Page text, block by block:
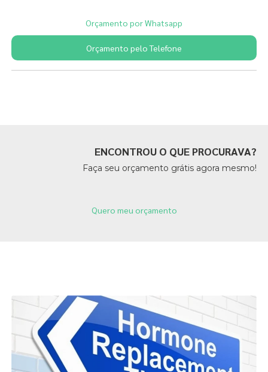
Orçamento por Whatsapp
Orçamento pelo Telefone
ENCONTROU O QUE PROCURAVA?
Faça seu orçamento grátis agora mesmo!
Quero meu orçamento